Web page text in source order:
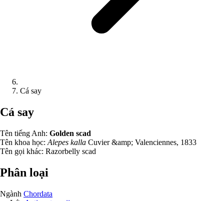
Cá say
Cá say
Tên tiếng Anh: Golden scad
Tên khoa học: Alepes kalla Cuvier &amp; Valenciennes, 1833
Tên gọi khác: Razorbelly scad
Phân loại
Ngành Chordata